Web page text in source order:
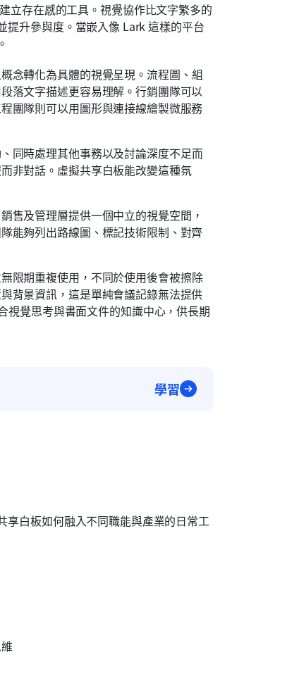
立存在感的工具。視覺協作比文字繁多的
提升參與度。當嵌入像 Lark 這樣的平台
念轉化為具體的視覺呈現。流程圖、組
落文字描述更容易理解。行銷團隊可以
團隊則可以用圖形與連接線繪製微服務
同時處理其他事務以及討論深度不足而
非對話。虛擬共享白板能改變這種氛
售及管理層提供一個中立的視覺空間，
能夠列出路線圖、標記技術限制、對齊
限期重複使用，不同於使用後會被擦除
背景資訊，這是單純會議記錄無法提供
視覺思考與書面文件的知識中心，供長期
學習
享白板如何融入不同職能與產業的日常工